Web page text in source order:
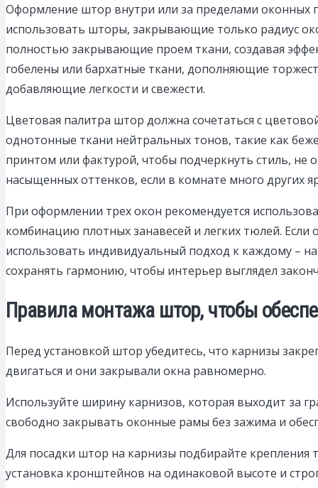
Оформление штор внутри или за пределами оконных
использовать шторы, закрывающие только радиус
полностью закрывающие проем ткани, создавая
гобелены или бархатные ткани, дополняющие
добавляющие легкости и свежести.
Цветовая палитра штор должна сочетаться с
однотонные ткани нейтральных тонов, такие как
принтом или фактурой, чтобы подчеркнуть стиль, не
насыщенных оттенков, если в комнате много других
При оформлении трех окон рекомендуется
комбинацию плотных занавесей и легких тюлей.
использовать индивидуальный подход к каждому –
сохранять гармонию, чтобы интерьер выглядел
Правила монтажа штор, чтобы
Перед установкой штор убедитесь, что карнизы
двигаться и они закрывали окна равномерно.
Используйте ширину карнизов, которая выходит за
свободно закрывать оконные рамы без зажима и
Для посадки штор на карнизы подбирайте крепления
установка кронштейнов на одинаковой высоте и